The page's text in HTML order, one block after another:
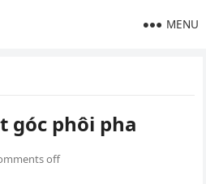
MENU
góc phôi pha
off